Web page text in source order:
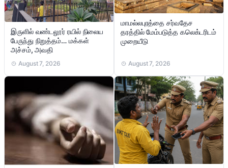
இருளில் வண்டலூர் ரயில் நிலைய
பேருந்து நிறுத்தம்… மக்கள்
அச்சம், அவதி
August 7, 2026
மாமல்லபுரத்தை சர்வதேச
தரத்தில் மேம்படுத்த கலெக்டரிடம்
முறையீடு
August 7, 2026